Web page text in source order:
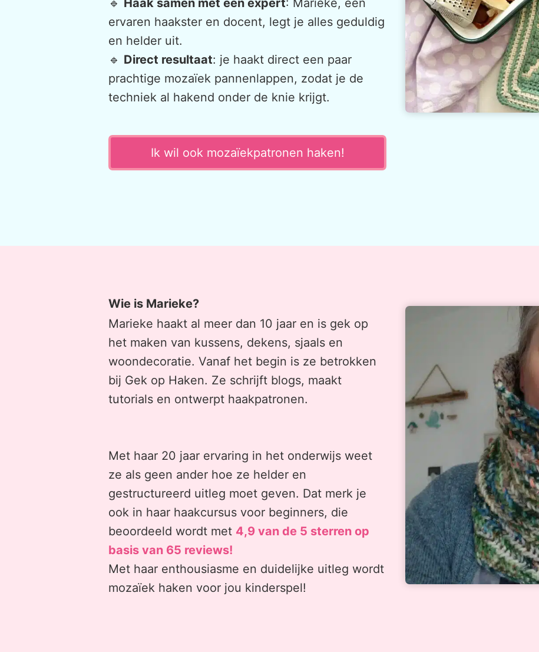
ervaren haakster en docent, legt je alles geduldig
en helder uit.
🔹 Direct resultaat: je haakt direct een paar
prachtige mozaïek pannenlappen, zodat je de
techniek al hakend onder de knie krijgt.
Ik wil ook mozaïekpatronen haken!
Wie is Marieke?
Marieke haakt al meer dan 10 jaar en is gek op
het maken van kussens, dekens, sjaals en
woondecoratie. Vanaf het begin is ze betrokken
bij Gek op Haken. Ze schrijft blogs, maakt
tutorials en ontwerpt haakpatronen.
Met haar 20 jaar ervaring in het onderwijs weet
ze als geen ander hoe ze helder en
gestructureerd uitleg moet geven. Dat merk je
ook in haar haakcursus voor beginners, die
beoordeeld wordt met 4,9 van de 5 sterren op
basis van 65 reviews!
Met haar enthousiasme en duidelijke uitleg wordt
mozaïek haken voor jou kinderspel!